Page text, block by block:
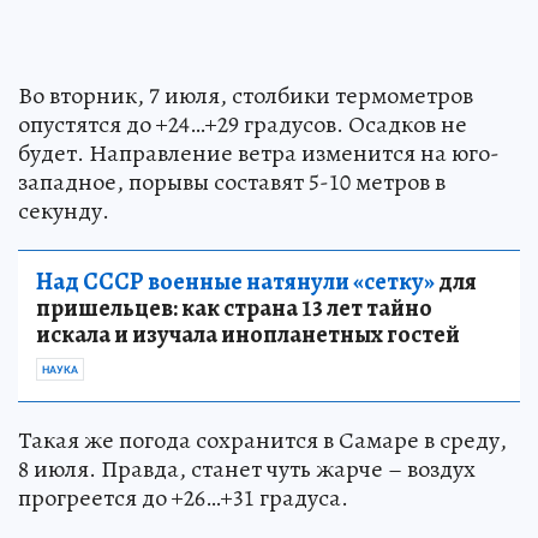
Во вторник, 7 июля, столбики термометров
опустятся до +24…+29 градусов. Осадков не
будет. Направление ветра изменится на юго-
западное, порывы составят 5-10 метров в
секунду.
Над СССР военные натянули «сетку»для
пришельцев: как страна 13 лет тайно
искала и изучала инопланетных гостей
НАУКА
Такая же погода сохранится в Самаре в среду,
8 июля. Правда, станет чуть жарче – воздух
прогреется до +26…+31 градуса.